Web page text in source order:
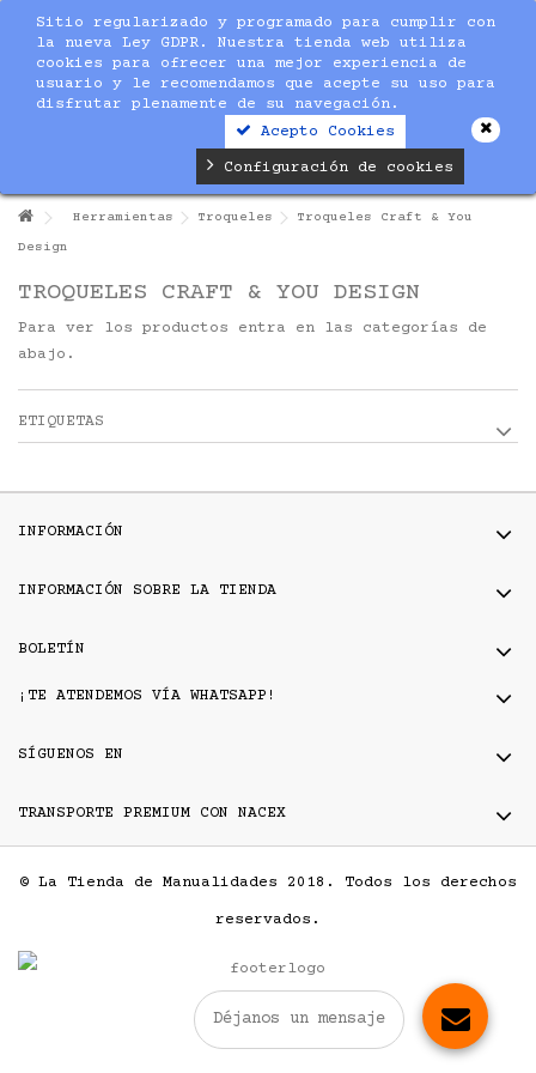
Sitio regularizado y programado para cumplir con
la nueva Ley GDPR. Nuestra tienda web utiliza
cookies para ofrecer una mejor experiencia de
usuario y le recomendamos que acepte su uso para
disfrutar plenamente de su navegación.
Acepto Cookies
Configuración de cookies
Déjanos un mensaje
Herramientas Troqueles
Troqueles Craft & You
Design
TROQUELES CRAFT & YOU DESIGN
Para ver los productos entra en las categorías de
abajo.
ETIQUETAS
INFORMACIÓN
INFORMACIÓN SOBRE LA TIENDA
BOLETÍN
¡TE ATENDEMOS VÍA WHATSAPP!
SÍGUENOS EN
TRANSPORTE PREMIUM CON NACEX
© La Tienda de Manualidades 2018. Todos los derechos
reservados.